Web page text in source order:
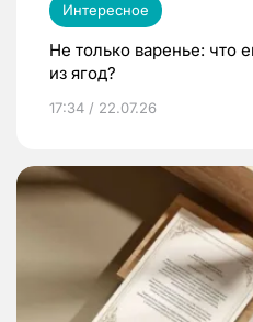
Интересное
Не только варенье: что
из ягод?
17:34 / 22.07.26